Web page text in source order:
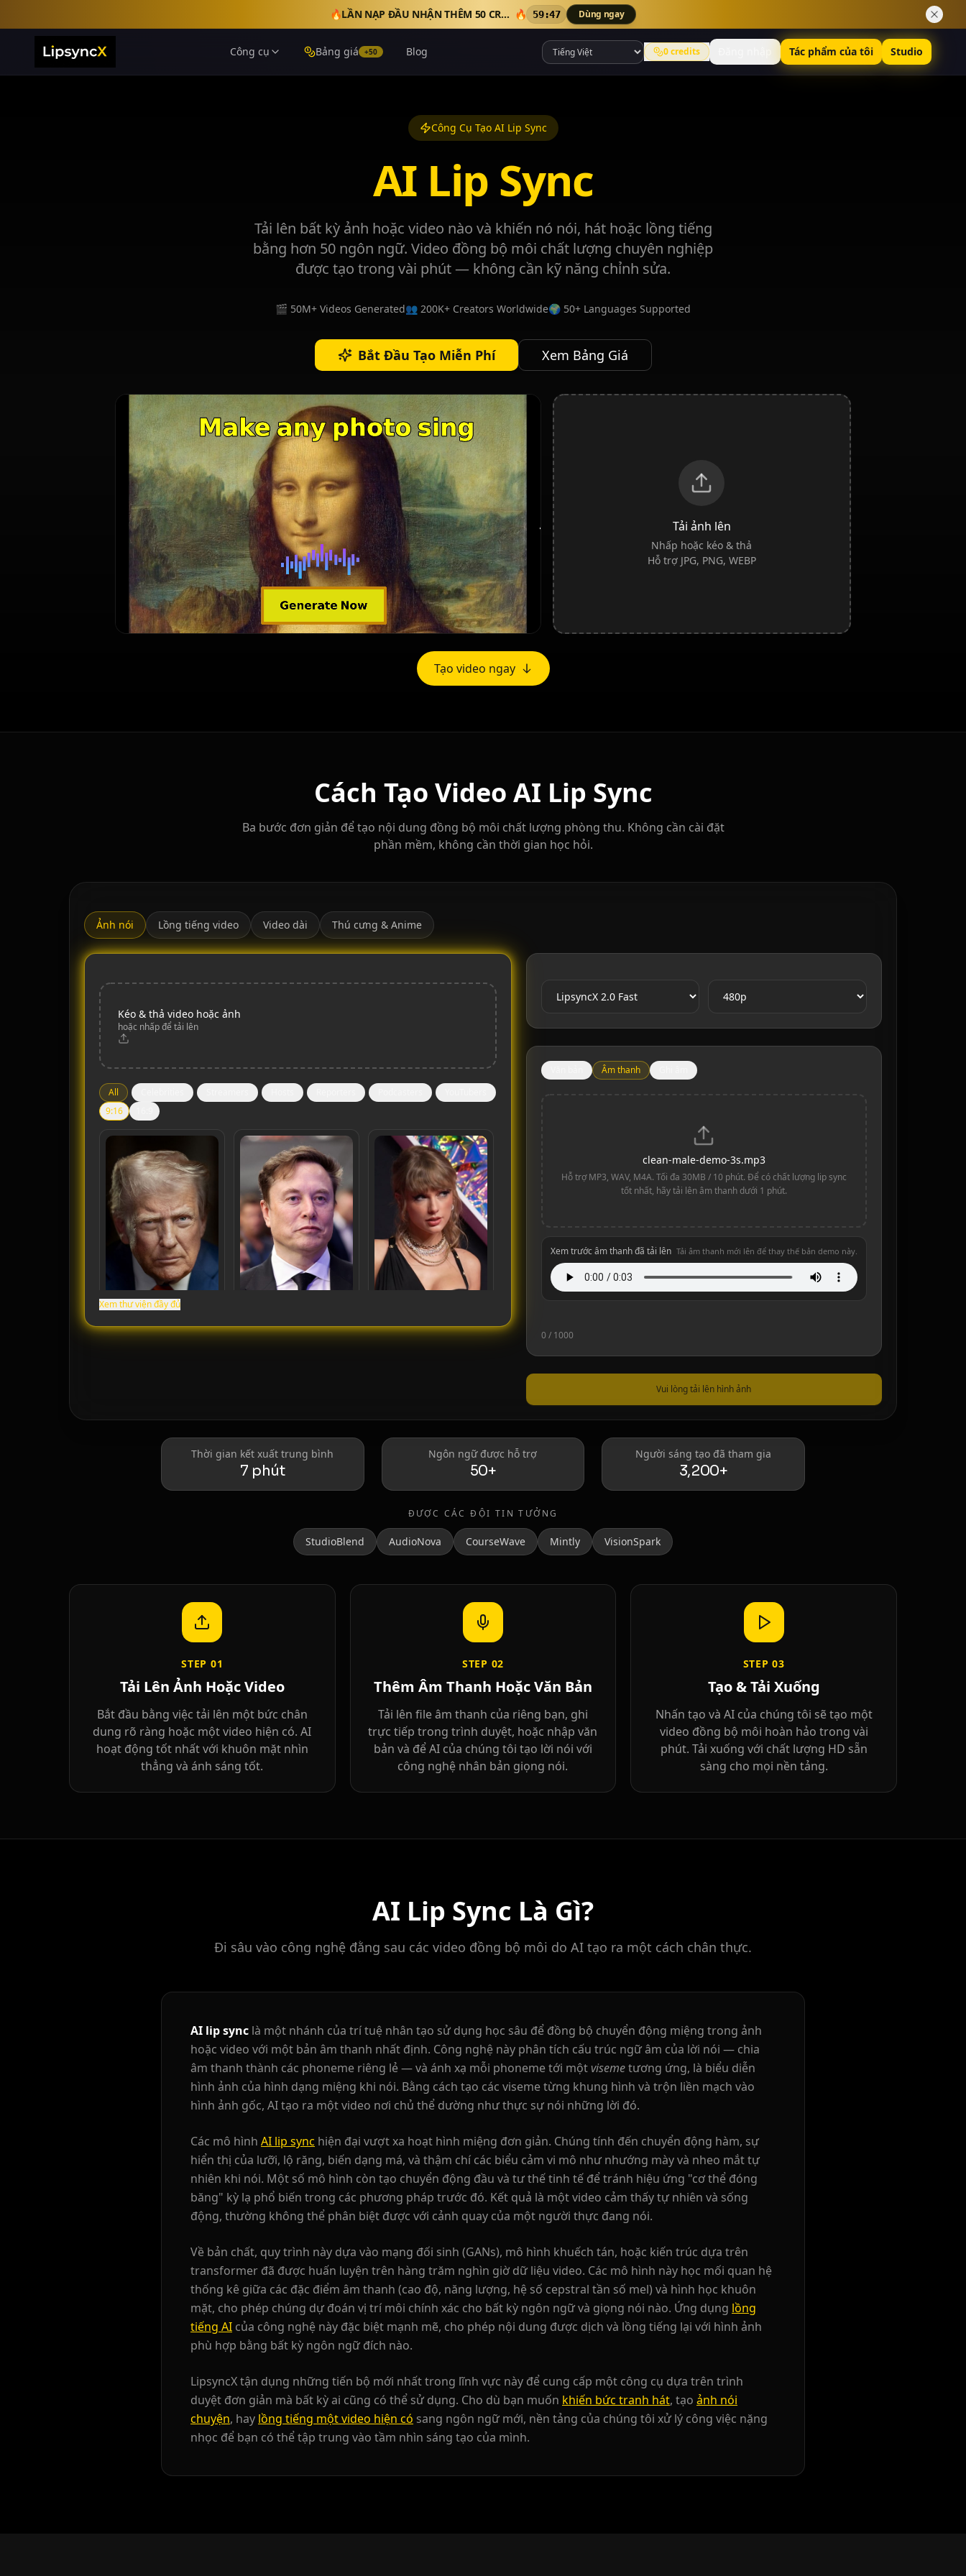
🔥 LẦN NẠP ĐẦU NHẬN THÊM 50 CREDITS 🔥 59:45 Dùng ngay
Công cụ Bảng giá +50 Blog 0credits Tác phẩm của tôi Studio
Công Cụ Tạo AI Lip Sync
AI Lip Sync
Tải lên bất kỳ ảnh hoặc video nào và khiến nó nói, hát hoặc lồng tiếng
bằng hơn 50 ngôn ngữ. Video đồng bộ môi chất lượng chuyên nghiệp
được tạo trong vài phút — không cần kỹ năng chỉnh sửa.
🎬 50M+ Videos Generated👥 200K+ Creators Worldwide🌍 50+ Languages Supported
Bắt Đầu Tạo Miễn Phí Xem Bảng Giá
Tải ảnh lên
Nhấp hoặc kéo & thả
Hỗ trợ JPG, PNG, WEBP
Tạo video ngay
Cách Tạo Video AI Lip Sync
Ba bước đơn giản để tạo nội dung đồng bộ môi chất lượng phòng thu. Không cần cài đặt
phần mềm, không cần thời gian học hỏi.
Ảnh nói Lồng tiếng video Video dài Thú cưng & Anime
Kéo & thả video hoặc ảnh
hoặc nhấp để tải lên
All
9:16
Lionel Messi Cristiano Ronaldo MrBeast
Valkyrae Podcaster 01
Podcaster 03 Podcaster 04
Podcaster 06 Podcaster 07
Podcaster 09 Podcaster 10
YouTuber 02 YouTuber 03
YouTuber 05 YouTuber 06
YouTuber 08 YouTuber 09
Reporter 01 Reporter 02
Reporter 04 Reporter 05
Reporter 07 Reporter 08
Xem thư viện đầy đủ
Âm thanh
clean-male-demo-3s.mp3
Hỗ trợ MP3, WAV, M4A. Tối đa 30MB / 10 phút. Để có chất lượng lip sync
tốt nhất, hãy tải lên âm thanh dưới 1 phút.
Xem trước âm thanh đã tải lên Tải âm thanh mới lên để thay thế bản demo này.
0 / 1000
Vui lòng tải lên hình ảnh
Thời gian kết xuất trung bình
7 phút
Ngôn ngữ được hỗ trợ
50+
Người sáng tạo đã tham gia
3,200+
ĐƯỢC CÁC ĐỘI TIN TƯỞNG
StudioBlend AudioNova CourseWave Mintly VisionSpark
STEP 01
Tải Lên Ảnh Hoặc Video
Bắt đầu bằng việc tải lên một bức chân
dung rõ ràng hoặc một video hiện có. AI
hoạt động tốt nhất với khuôn mặt nhìn
thẳng và ánh sáng tốt.
STEP 02
Thêm Âm Thanh Hoặc Văn Bản
Tải lên file âm thanh của riêng bạn, ghi
trực tiếp trong trình duyệt, hoặc nhập văn
bản và để AI của chúng tôi tạo lời nói với
công nghệ nhân bản giọng nói.
STEP03
Tạo & Tải Xuống
Nhấn tạo và AI của chúng tôi sẽ tạo một
video đồng bộ môi hoàn hảo trong vài
phút. Tải xuống với chất lượng HD sẵn
sàng cho mọi nền tảng.
AI Lip Sync Là Gì?
Đi sâu vào công nghệ đằng sau các video đồng bộ môi do AI tạo ra một cách chân thực.
AI lip sync là một nhánh của trí tuệ nhân tạo sử dụng học sâu để đồng bộ chuyển động miệng trong ảnh
hoặc video với một bản âm thanh nhất định. Công nghệ này phân tích cấu trúc ngữ âm của lời nói — chia
âm thanh thành các phoneme riêng lẻ — và ánh xạ mỗi phoneme tới mộtvisemetương ứng, là biểu diễn
hình ảnh của hình dạng miệng khi nói. Bằng cách tạo các viseme từng khung hình và trộn liền mạch vào
hình ảnh gốc, AI tạo ra một video nơi chủ thể dường như thực sự nói những lời đó.
Các mô hình AI lip sync hiện đại vượt xa hoạt hình miệng đơn giản. Chúng tính đến chuyển động hàm, sự
hiển thị của lưỡi, lộ răng, biến dạng má, và thậm chí các biểu cảm vi mô như nhướng mày và nheo mắt tự
nhiên khi nói. Một số mô hình còn tạo chuyển động đầu và tư thế tinh tế để tránh hiệu ứng "cơ thể đóng
băng" kỳ lạ phổ biến trong các phương pháp trước đó. Kết quả là một video cảm thấy tự nhiên và sống
động, thường không thể phân biệt được với cảnh quay của một người thực đang nói.
Về bản chất, quy trình này dựa vào mạng đối sinh (GANs), mô hình khuếch tán, hoặc kiến trúc dựa trên
transformer đã được huấn luyện trên hàng trăm nghìn giờ dữ liệu video. Các mô hình này học mối quan hệ
thống kê giữa các đặc điểm âm thanh (cao độ, năng lượng, hệ số cepstral tần số mel) và hình học khuôn
mặt, cho phép chúng dự đoán vị trí môi chính xác cho bất kỳ ngôn ngữ và giọng nói nào. Ứng dụng lồng
tiếng AI của công nghệ này đặc biệt mạnh mẽ, cho phép nội dung được dịch và lồng tiếng lại với hình ảnh
phù hợp bằng bất kỳ ngôn ngữ đích nào.
LipsyncX tận dụng những tiến bộ mới nhất trong lĩnh vực này để cung cấp một công cụ dựa trên trình
duyệt đơn giản mà bất kỳ ai cũng có thể sử dụng. Cho dù bạn muốn khiến bức tranh hát, tạo ảnh nói
chuyện, hay lồng tiếng một video hiện có sang ngôn ngữ mới, nền tảng của chúng tôi xử lý công việc nặng
nhọc để bạn có thể tập trung vào tầm nhìn sáng tạo của mình.